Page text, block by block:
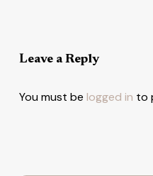
Leave a Reply
You must be logged in to